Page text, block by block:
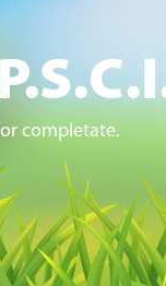
completate.